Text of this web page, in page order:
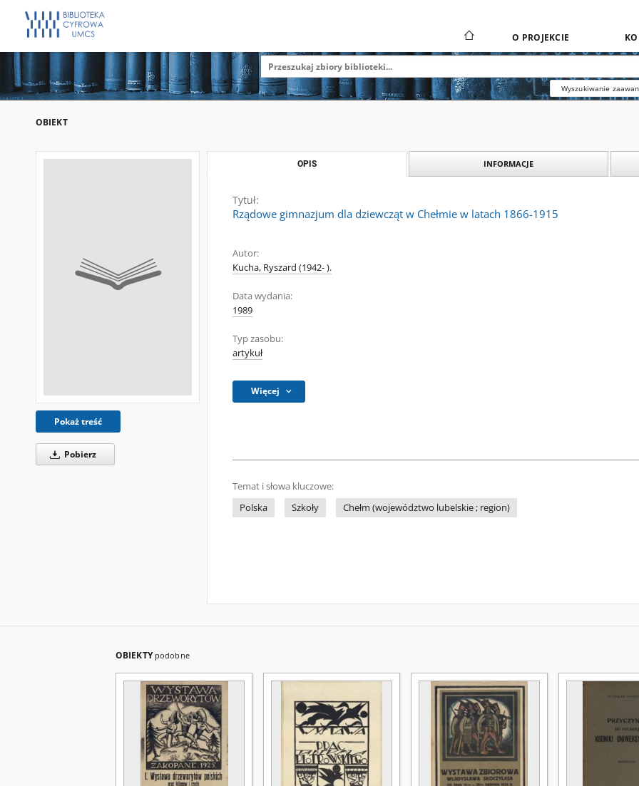
O PROJEKCIE
Wyszukiwanie
OBIEKT
Pokaż treść
Pobierz
OPIS INFORMACJE
Tytuł:
Rządowe gimnazjum dla dziewcząt w Chełmie w latach 1866-1915
Autor:
Kucha, Ryszard (1942- ).
Data wydania:
1989
Typ zasobu:
artykuł
Więcej
Temat i słowa kluczowe:
Polska
Szkoły Chełm (województwo lubelskie ; region)
OBIEKTY podobne